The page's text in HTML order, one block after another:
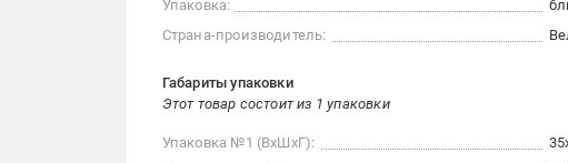
Упаковка:
Страна-производитель:
Габариты упаковки
Этот товар состоит из 1 упаковки
Упаковка №1 (ВхШхГ):